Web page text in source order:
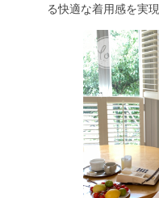
る快適な着用感を実現